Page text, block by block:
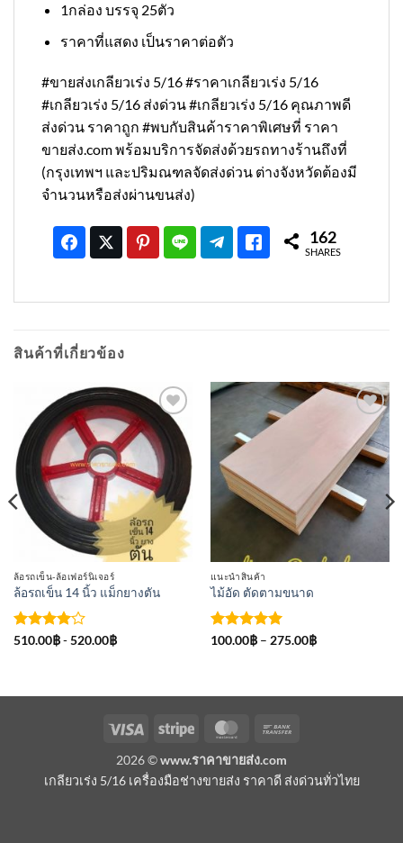
1กล่อง บรรจุ 25ตัว
ราคาที่แสดง เป็นราคาต่อตัว
#ขายส่งเกลียวเร่ง 5/16 #ราคาเกลียวเร่ง 5/16
#เกลียวเร่ง 5/16 ส่งด่วน #เกลียวเร่ง 5/16 คุณภาพดี
ส่งด่วน ราคาถูก #พบกับสินค้าราคาพิเศษที่ ราคา
ขายส่ง.com พร้อมบริการจัดส่งด้วยรถทางร้านถึงที่
(กรุงเทพฯ และปริมณฑลจัดส่งด่วน ต่างจังหวัดต้องมี
จำนวนหรือส่งผ่านขนส่ง)
162
SHARES
สินค้าที่เกี่ยวข้อง
เพิ่มเข้า
ใน
รายการ
ที่
ติดตาม
ล้อรถเข็น-ล้อเฟอร์นิเจอร์
ล้อรถเข็น 14 นิ้ว แม็กยางตัน
ให้
คะแนน
510.00฿-520.00฿
เพิ่มเข้า
ใน
รายการ
ติดตาม
แนะนำสินค้า
ไม้อัด ตัดตามขนาด
ให้คะแนน
100.00฿ – 275.00฿Price
Visa Stripe MasterCard
2026 ©www.ราคาขายส่ง.com
เกลียวเร่ง 5/16 เครื่องมือช่างขายส่ง ราคาดี ส่งด่วนทั่วไทย